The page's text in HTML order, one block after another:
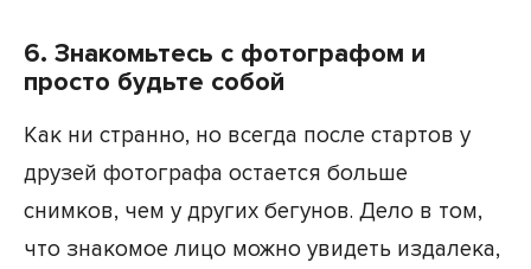
6. Знакомьтесь с фотографом и
просто будьте собой
Как ни странно, но всегда после стартов у
друзей фотографа остается больше
снимков, чем у других бегунов. Дело в том,
что знакомое лицо можно увидеть издалека,